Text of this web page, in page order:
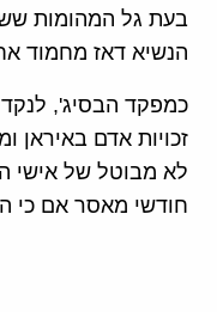
בעת גל המהומות
הנשיא דאז מחמוד
כמפקד הבסיג',
זכויות אדם באיראן
לא מבוטל של אישי
חודשי מאסר אם כי